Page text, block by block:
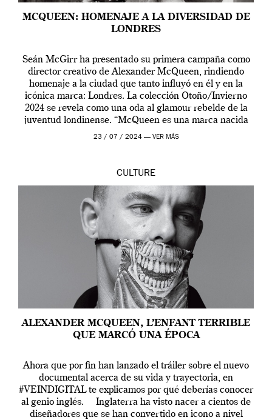
MCQUEEN: HOMENAJE A LA DIVERSIDAD DE
LONDRES
Seán McGirr ha presentado su primera campaña como
director creativo de Alexander McQueen, rindiendo
homenaje a la ciudad que tanto influyó en él y en la
icónica marca: Londres. La colección Otoño/Invierno
2024 se revela como una oda al glamour rebelde de la
juventud londinense. “McQueen es una marca nacida
en Londres y siempre ha […]
23 / 07 / 2024 — VER MÁS
CULTURE
ALEXANDER MCQUEEN, L’ENFANT TERRIBLE
QUE MARCÓ UNA ÉPOCA
Ahora que por fin han lanzado el tráiler sobre el nuevo
documental acerca de su vida y trayectoria, en
#VEINDIGITAL te explicamos por qué deberías conocer
al genio inglés. Inglaterra ha visto nacer a cientos de
diseñadores que se han convertido en icono a nivel